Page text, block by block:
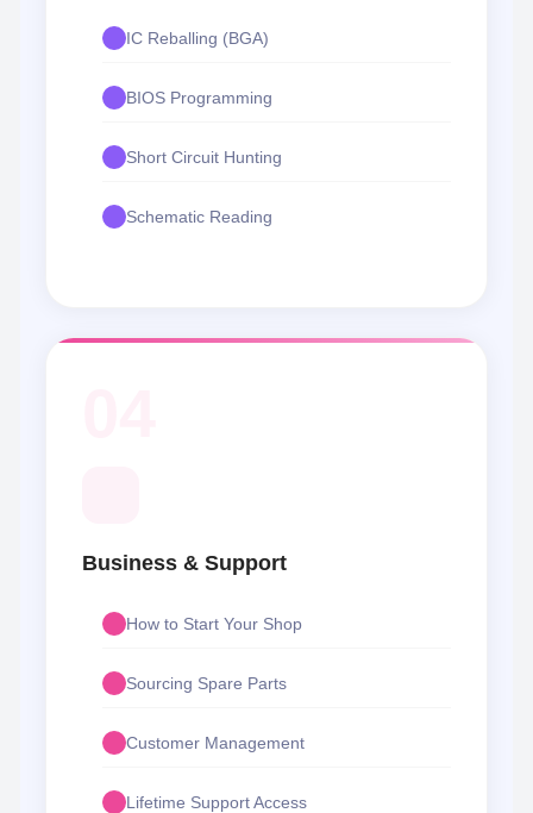
IC Reballing (BGA)
BIOS Programming
Short Circuit Hunting
Schematic Reading
Business & Support
How to Start Your Shop
Sourcing Spare Parts
Customer Management
Lifetime Support Access